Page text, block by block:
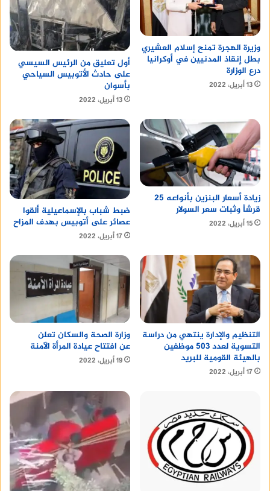
وزيرة الهجرة تمنح إسلام العشيري
بطل إنقاذ المدنيين في أوكرانيا
درع الوزارة
13 أبريل، 2022
أول تعليق من الرئيس السيسي
على حادث الأتوبيس السياحي
بأسوان
13 أبريل، 2022
زيادة أسعار البنزين بأنواعه 25
قرشاً وثبات سعر السولار
15 أبريل، 2022
ضبط شباب بالإسماعيلية ألقوا
عصائر على أتوبيس بهدف المزاح
17 أبريل، 2022
التنظيم والإدارة ينتهي من دراسة
التسوية لعدد 503 موظفين
بالهيئة القومية للبريد
17 أبريل، 2022
وزارة الصحة والسكان تعلن
عن افتتاح عيادة المرأة الآمنة
19 أبريل، 2022